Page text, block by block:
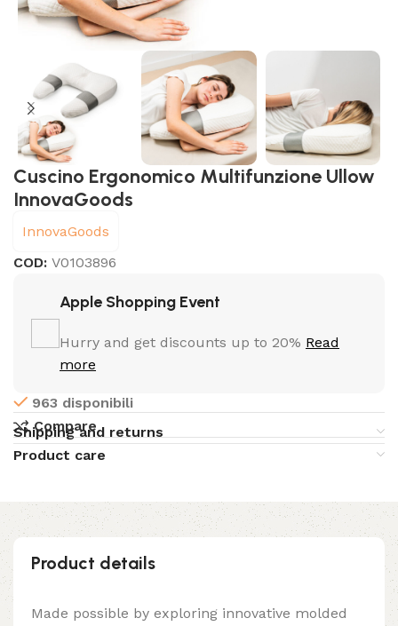
Cuscino Ergonomico Multifunzione Ullow
InnovaGoods
InnovaGoods
COD:V0103896
Apple Shopping Event
Hurry and get discounts up to 20% Read
more
963 disponibili
Compare
Shipping and returns
Product care
Product details
Made possible by exploring innovative molded